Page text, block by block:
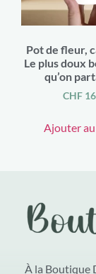
Pot de fleur,
Le plus doux
qu’on
CHF
Ajouter
À la Boutique